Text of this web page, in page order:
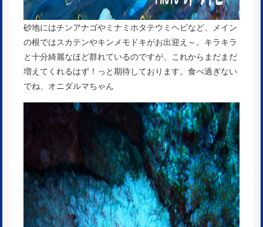
砂地にはチンアナゴやミナミホタテウミヘビなど、メイン
の根ではスカテンやキンメモドキがお出迎え～。キラキラ
と十分綺麗なほど群れているのですが、これからまだまだ
増えてくれるはず！っと期待しております。食べ過ぎない
でね、オニダルマちゃん